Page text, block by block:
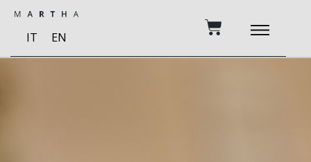
Vai
contenuto
IT EN Carrello